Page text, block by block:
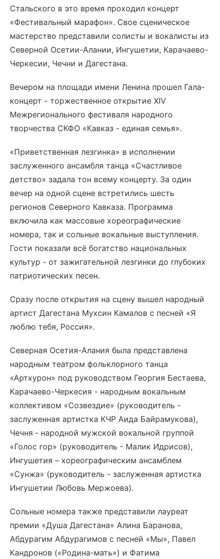
Стальского в это время проходил концерт
«Фестивальный марафон». Свое сценическое
мастерство представили солисты и вокалисты из
Северной Осетии-Алании, Ингушетии, Карачаево-
Черкесии, Чечни и Дагестана.
Вечером на площади имени Ленина прошел Гала-
концерт - торжественное открытие XIV
Межрегионального фестиваля народного
творчества СКФО «Кавказ - единая семья».
«Приветственная лезгинка» в исполнении
заслуженного ансамбля танца «Счастливое
детство» задала тон всему концерту. За один
вечер на одной сцене встретились шесть
регионов Северного Кавказа. Программа
включила как массовые хореографические
номера, так и сольные вокальные выступления.
Гости показали всё богатство национальных
культур - от зажигательной лезгинки до глубоких
патриотических песен.
Сразу после открытия на сцену вышел народный
артист Дагестана Мухсин Камалов с песней «Я
люблю тебя, Россия».
Северная Осетия-Алания была представлена
народным театром фольклорного танца
«Артхурон» под руководством Георгия Бестаева,
Карачаево-Черкесия - народным вокальным
коллективом «Созвездие» (руководитель -
заслуженная артистка КЧР Аида Байрамукова),
Чечня ‐ народной мужской вокальной группой
«Голос гор» (руководитель - Малик Идрисов),
Ингушетия – хореографическим ансамблем
«Сунжа» (руководитель - заслуженная артистка
Ингушетии Любовь Мержоева).
Сольные номера также представили лауреат
премии «Душа Дагестана» Алина Баранова,
Абдурагим Абдурагимов с песней «Мы», Павел
Кандронов («Родина-мать») и Фатима